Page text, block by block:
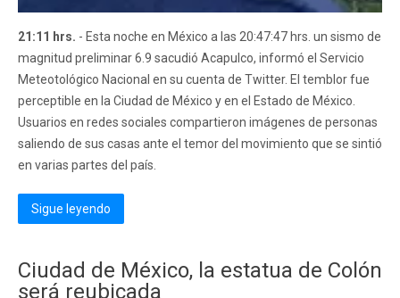
21:11 hrs. - Esta noche en México a las 20:47:47 hrs. un sismo de
magnitud preliminar 6.9 sacudió Acapulco, informó el Servicio
Meteotológico Nacional en su cuenta de Twitter. El temblor fue
perceptible en la Ciudad de México y en el Estado de México.
Usuarios en redes sociales compartieron imágenes de personas
saliendo de sus casas ante el temor del movimiento que se sintió
en varias partes del país.
Sigue leyendo
Ciudad de México, la estatua de Colón
será reubicada